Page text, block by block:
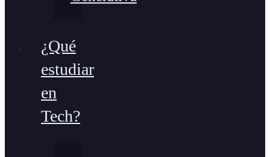
¿Qué
estudiar
en
Tech?